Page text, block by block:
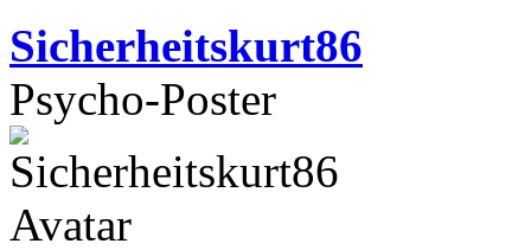
Sicherheitskurt86
Psycho-Poster